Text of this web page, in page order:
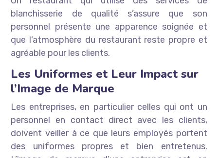
blanchisserie de qualité s’assure que son
personnel présente une apparence soignée et
que l’atmosphère du restaurant reste propre et
agréable pour les clients.
Les Uniformes et Leur Impact sur
l’Image de Marque
Les entreprises, en particulier celles qui ont un
personnel en contact direct avec les clients,
doivent veiller à ce que leurs employés portent
des uniformes propres et bien entretenus.